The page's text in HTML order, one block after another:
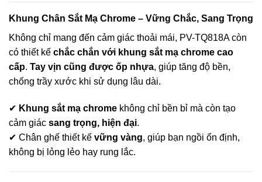
Khung Chân Sắt Mạ Chrome – Vững Chắc, Sang Trọng
Không chỉ mang đến cảm giác thoải mái, PV-TQ818A còn
có thiết kế chắc chắn với khung sắt mạ chrome cao
cấp. Tay vịn cũng được ốp nhựa, giúp tăng độ bền,
chống trầy xước khi sử dụng lâu dài.
✔ Khung sắt mạ chrome không chỉ bền bỉ mà còn tạo
cảm giác sang trọng, hiện đại.
✔ Chân ghế thiết kế vững vàng, giúp bạn ngồi ổn định,
không bị lỏng lẻo hay rung lắc.